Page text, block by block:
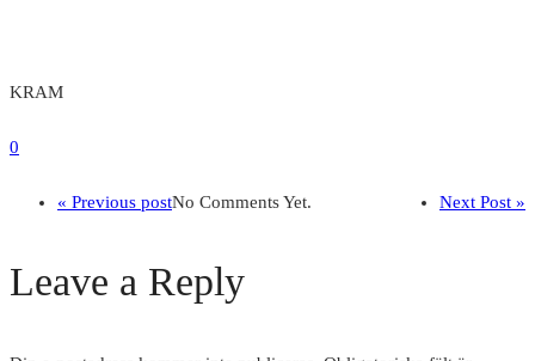
KRAM
0
« Previous post Next Post »
No Comments Yet.
Leave a Reply